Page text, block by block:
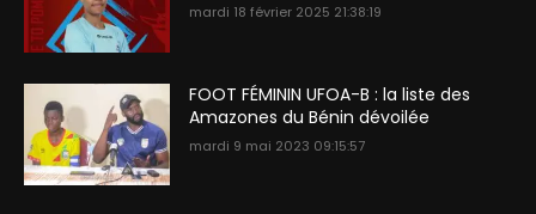
mardi 18 février 2025 21:38:19
FOOT FÉMININ UFOA-B : la liste des
Amazones du Bénin dévoilée
mardi 9 mai 2023 09:15:57